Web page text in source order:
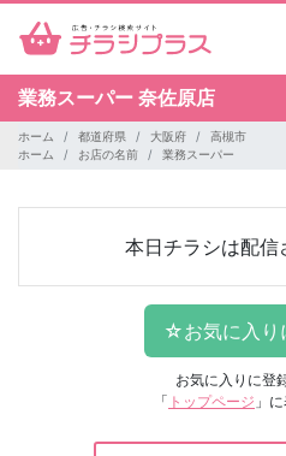
業務スーパー 奈佐原店
ホーム 都道府県 大阪府
高槻市
ホーム
お店の名前 業務スーパー
本日チラシは配信
お気に入りに登
「 トップページ 」